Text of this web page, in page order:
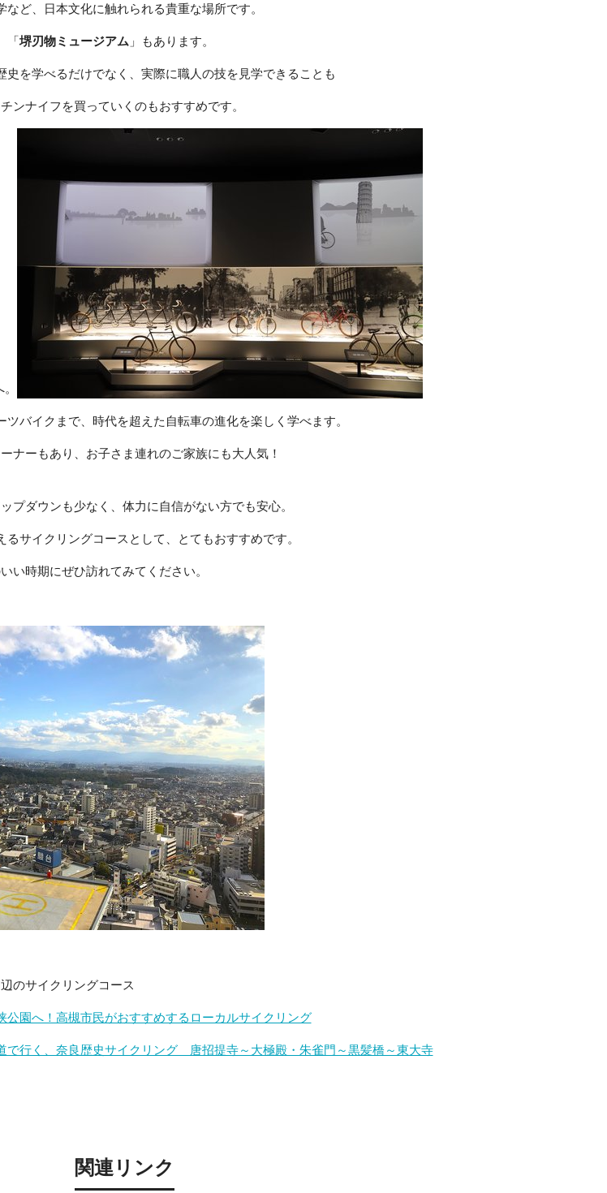
ど、日本文化に触れられる貴重な場所です。
「堺刃物ミュージアム」もあります。
を学べるだけでなく、実際に職人の技を見学できることも
ンナイフを買っていくのもおすすめです。
バイクまで、時代を超えた自転車の進化を楽しく学べます。
ナーもあり、お子さま連れのご家族にも大人気！
プダウンも少なく、体力に自信がない方でも安心。
サイクリングコースとして、とてもおすすめです。
い時期にぜひ訪れてみてください。
のサイクリングコース
公園へ！高槻市民がおすすめするローカルサイクリング
で行く、奈良歴史サイクリング 唐招提寺～大極殿・朱雀門～黒髪橋～東大寺
関連リンク